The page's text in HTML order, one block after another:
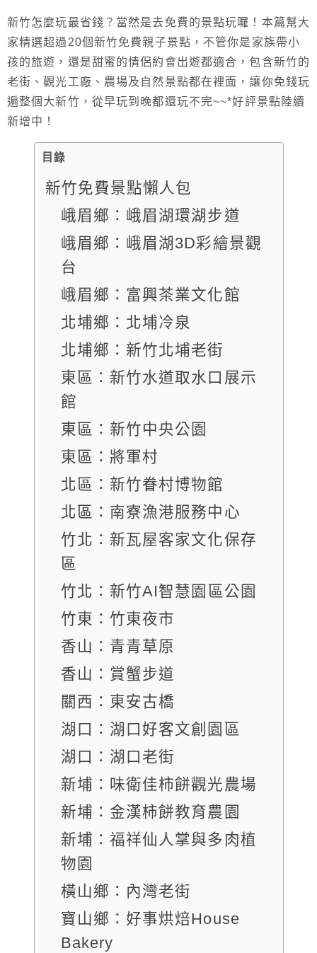
新竹怎麼玩最省錢？當然是去免費的景點玩囉！本篇幫大
家精選超過20個新竹免費親子景點，不管你是家族帶小
孩的旅遊，還是甜蜜的情侶約會出遊都適合，包含新竹的
老街、觀光工廠、農場及自然景點都在裡面，讓你免錢玩
遍整個大新竹，從早玩到晚都還玩不完~~*好評景點陸續
新增中！
目錄
新竹免費景點懶人包
峨眉鄉：峨眉湖環湖步道
峨眉鄉：峨眉湖3D彩繪景觀
台
峨眉鄉：富興茶業文化館
北埔鄉：北埔冷泉
北埔鄉：新竹北埔老街
東區：新竹水道取水口展示
館
東區：新竹中央公園
東區：將軍村
北區：新竹眷村博物館
北區：南寮漁港服務中心
竹北：新瓦屋客家文化保存
區
竹北：新竹AI智慧園區公園
竹東：竹東夜市
香山：青青草原
香山：賞蟹步道
關西：東安古橋
湖口：湖口好客文創園區
湖口：湖口老街
新埔：味衛佳柿餅觀光農場
新埔：金漢柿餅教育農園
新埔：福祥仙人掌與多肉植
物園
橫山鄉：內灣老街
寶山鄉：好事烘焙House
Bakery